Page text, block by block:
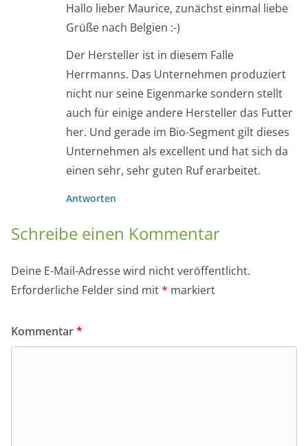
Hallo lieber Maurice, zunächst einmal liebe
Grüße nach Belgien :-)
Der Hersteller ist in diesem Falle
Herrmanns. Das Unternehmen produziert
nicht nur seine Eigenmarke sondern stellt
auch für einige andere Hersteller das Futter
her. Und gerade im Bio-Segment gilt dieses
Unternehmen als excellent und hat sich da
einen sehr, sehr guten Ruf erarbeitet.
Antworten
Schreibe einen Kommentar
Deine E-Mail-Adresse wird nicht veröffentlicht.
Erforderliche Felder sind mit* markiert
Kommentar*